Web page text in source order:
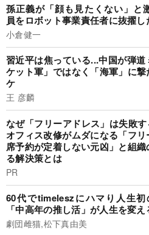
孫正義が「顔も見たくない」と
員をロボット事業責任者に抜擢し
小倉健一
習近平は焦っている...中国が弾道
ケット軍」ではなく「海軍」に
ケ
王 彦麟
なぜ「フリーアドレス」は失敗
オフィス改修がムダになる「フ
席予約が定着しない元凶」と組
る解決策とは
PR
60代でtimeleszにハマり人生
「中高年の推し活」が人生を変
劇団雌猫,松下真由美